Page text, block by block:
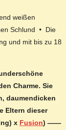
weißen
Schlund • Die
und mit bis zu 18
Charme. Sie
daumendicken
Eltern dieser
x Fusion) ——